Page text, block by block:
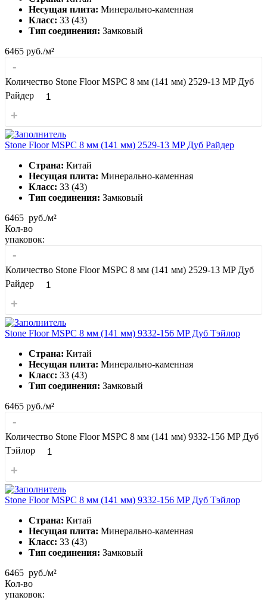
Несущая плита: Минерально-каменная
Класс: 33 (43)
Тип соединения: Замковый
6465 руб./м²
-
Количество Stone Floor MSPC 8 мм (141 мм) 2529-13 MP Дуб
Райдер
+
Stone Floor MSPC 8 мм (141 мм) 2529-13 MP Дуб Райдер
Страна: Китай
Несущая плита: Минерально-каменная
Класс: 33 (43)
Тип соединения: Замковый
6465 руб./м²
Кол-во
упаковок:
-
Количество Stone Floor MSPC 8 мм (141 мм) 2529-13 MP Дуб
Райдер
+
Stone Floor MSPC 8 мм (141 мм) 9332-156 MP Дуб Тэйлор
Страна: Китай
Несущая плита: Минерально-каменная
Класс: 33 (43)
Тип соединения: Замковый
6465 руб./м²
-
Количество Stone Floor MSPC 8 мм (141 мм) 9332-156 MP Дуб
Тэйлор
+
Stone Floor MSPC 8 мм (141 мм) 9332-156 MP Дуб Тэйлор
Страна: Китай
Несущая плита: Минерально-каменная
Класс: 33 (43)
Тип соединения: Замковый
6465 руб./м²
Кол-во
упаковок: